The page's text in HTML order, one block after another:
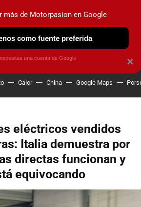
ELÉCTRICOS OBSERVATORIO
Calor China Google Maps
eléctricos vendidos
Italia demuestra por
directas funcionan y
equivocando
×
más de Motorpasion en Google
como fuente preferida
una cuenta de Google